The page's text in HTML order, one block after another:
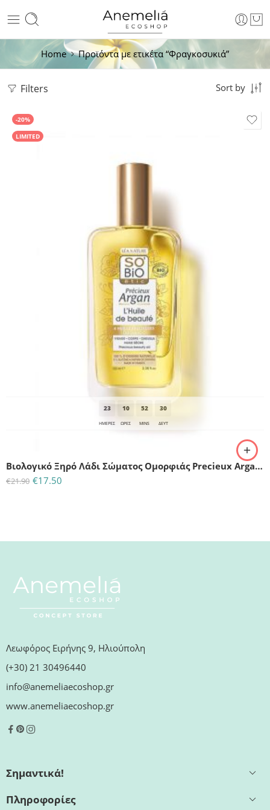
Home Προϊόντα με ετικέτα “Φραγκοσυκιά”
Filters Sort by
-20%
LIMITED
23
ΗΜΈΡΕΣ
10
ΩΡΕΣ
52
MINS
30
ΔΕΥΤ
Βιολογικό Ξηρό Λάδι Σώματος Ομορφιάς Precieux Argan So bio-100ml
€21.90 €17.50
Λεωφόρος Ειρήνης 9, Ηλιούπολη
(+30) 21 30496440
info@anemeliaecoshop.gr
www.anemeliaecoshop.gr
Σημαντικά!
Πληροφορίες